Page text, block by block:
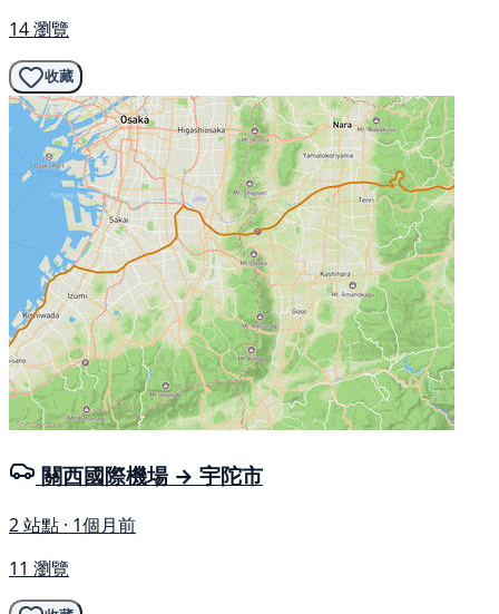
14 瀏覽
收藏
關西國際機場 → 宇陀市
2 站點 · 1個月前
11 瀏覽